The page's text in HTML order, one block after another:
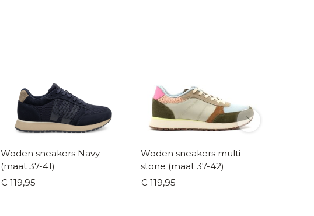
Woden sneakers Navy
(maat 37-41)
€ 119,95
Woden sneakers multi
stone (maat 37-42)
€ 119,95